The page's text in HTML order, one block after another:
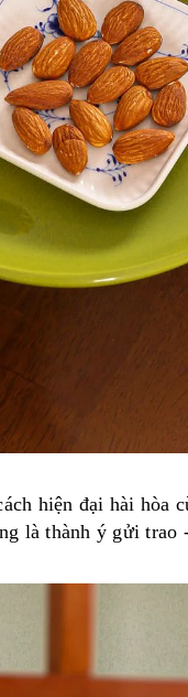
hiện đại hài hòa
là thành ý gửi trao